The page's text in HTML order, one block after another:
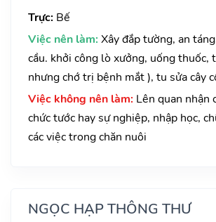
Trực: Bế
Việc nên làm: Xây đắp tường, an
cầu. khởi công lò xưởng, uống thuốc,
nhưng chớ trị bệnh mắt ), tu sửa cây
Việc không nên làm: Lên quan nhận
chức tước hay sự nghiệp, nhập học,
các việc trong chăn nuôi
NGỌC HẠP THÔNG THƯ